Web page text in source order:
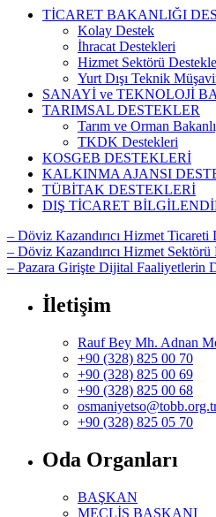
TİCARET BAKANLIĞI
Kolay Destek
İhracat Destekleri
Hizmet Sektörü
Yurt Dışı Teknik
SANAYİ ve TEKNOLOJİ
TARIMSAL DESTEKLER
Tarım ve Orman
TKDK Destekleri
KOSGEB DESTEKLERİ
KALKINMA AJANSI
TÜBİTAK DESTEKLERİ
DIŞ TİCARET
– Döviz Kazandırıcı Hizmet Ticareti
– Döviz Kazandırıcı Hizmet
– Pazara Girişte Dijital Faaliyetlerin
İletişim
Rauf Bey Mh. Adnan
+90 (328) 825 00 70
+90 (328) 825 00 69
+90 (328) 825 00 68
+90 (328) 825 05 70
Oda Organları
BAŞKAN
MECLİS BAŞKANI